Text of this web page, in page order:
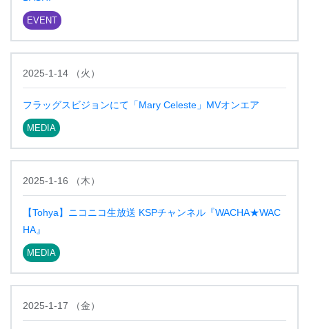
EVENT
2025-1-14 （火 ）
フラッグスビジョンにて「Mary Celeste」MVオンエア
MEDIA
2025-1-16 （木）
【Tohya】ニコニコ生放送 KSPチャンネル『WACHA★WAC
HA』
MEDIA
2025-1-17 （金）